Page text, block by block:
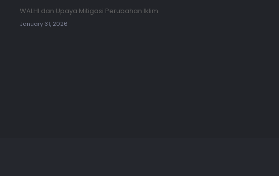
WALHI dan Upaya Mitigasi Perubahan Iklim
January 31, 2026